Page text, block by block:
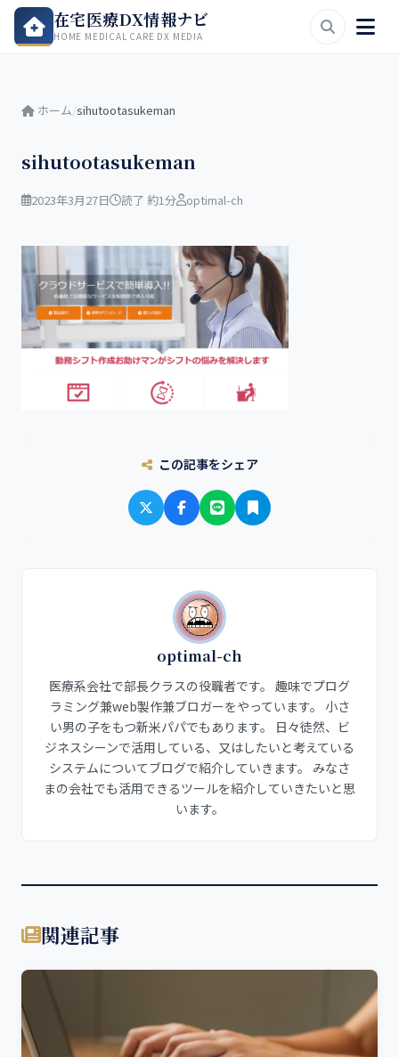
在宅医療DX情報ナビ
HOME MEDICAL CARE DX MEDIA
ホーム/sihutootasukeman
sihutootasukeman
2023年3月27日 読了 約1分 optimal-ch
この記事をシェア
optimal-ch
医療系会社で部長クラスの役職者です。 趣味でプログ
ラミング兼web製作兼ブロガーをやっています。 小さ
い男の子をもつ新米パパでもあります。 日々徒然、ビ
ジネスシーンで活用している、又はしたいと考えている
システムについてブログで紹介していきます。 みなさ
まの会社でも活用できるツールを紹介していきたいと思
います。
関連記事